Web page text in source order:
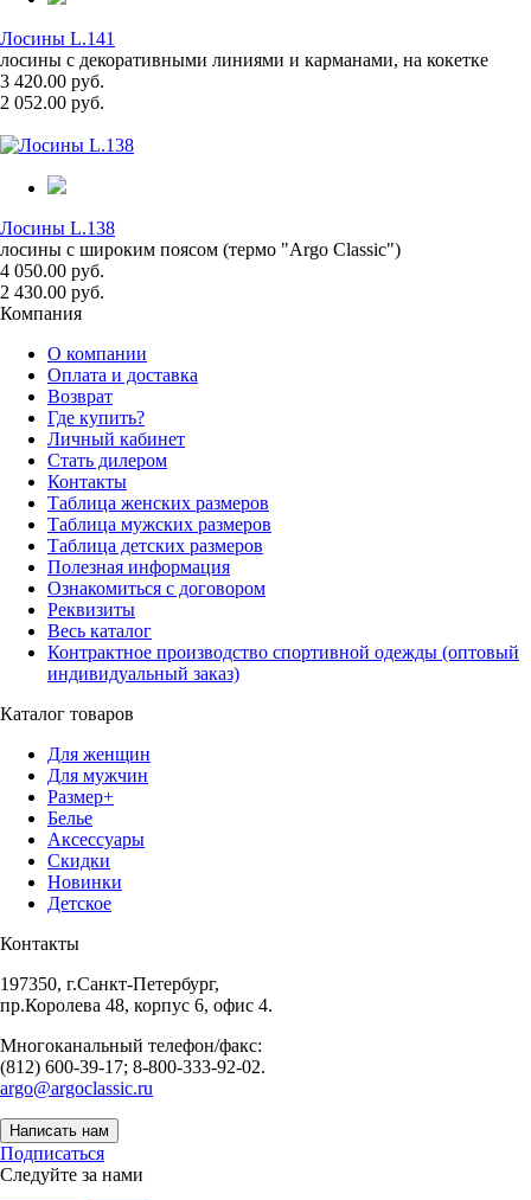
Лосины L.141
лосины с декоративными линиями и карманами, на кокетке
3 420.00 руб.
2 052.00 руб.
Лосины L.138
лосины с широким поясом (термо "Argo Classic")
4 050.00 руб.
2 430.00 руб.
Компания
О компании
Оплата и доставка
Возврат
Где купить?
Личный кабинет
Стать дилером
Контакты
Таблица женских размеров
Таблица мужских размеров
Таблица детских размеров
Полезная информация
Ознакомиться с договором
Реквизиты
Весь каталог
Контрактное производство спортивной одежды (оптовый
индивидуальный заказ)
Каталог товаров
Для женщин
Для мужчин
Размер+
Белье
Аксессуары
Скидки
Новинки
Детское
Контакты
197350, г.Санкт-Петербург,
пр.Королева 48, корпус 6, офис 4.
Многоканальный телефон/факс:
(812) 600-39-17; 8-800-333-92-02.
argo@argoclassic.ru
Написать нам
Подписаться
Следуйте за нами